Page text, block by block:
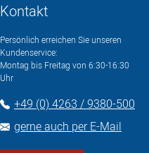
Kontakt
Persönlich erreichen Sie unseren
Kundenservice:
Montag bis Freitag von 6:30-16:30
Uhr
+49 (0) 4263 / 9380-500
gerne auch per E-Mail